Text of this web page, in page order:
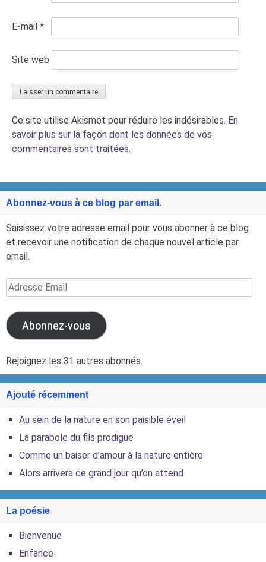
E-mail *
Site web
Ce site utilise Akismet pour réduire les indésirables. En
savoir plus sur la façon dont les données de vos
commentaires sont traitées.
Abonnez-vous à ce blog par email.
Saisissez votre adresse email pour vous abonner à ce blog
et recevoir une notification de chaque nouvel article par
email.
Adresse
Email
Abonnez-vous
Rejoignez les 31 autres abonnés
Ajouté récemment
Au sein de la nature en son paisible éveil
La parabole du fils prodigue
Comme un baiser d’amour à la nature entière
Alors arrivera ce grand jour qu’on attend
La poésie
Bienvenue
Enfance